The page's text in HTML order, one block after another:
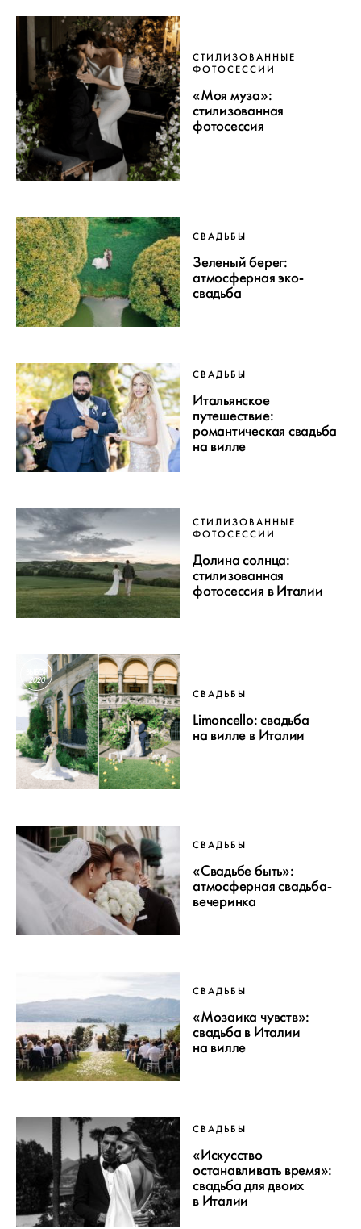
СТИЛИЗОВАННЫЕ
ФОТОСЕССИИ
«Моя муза»:
стилизованная
фотосессия
СВАДЬБЫ
Зеленый берег:
атмосферная эко-
свадьба
СВАДЬБЫ
Итальянское
путешествие:
романтическая свадьба
на вилле
СТИЛИЗОВАННЫЕ
ФОТОСЕССИИ
Долина солнца:
стилизованная
фотосессия в Италии
ВЫБОР
2020
СВАДЬБЫ
Limoncello: свадьба
на вилле в Италии
СВАДЬБЫ
«Свадьбе быть»:
атмосферная свадьба-
вечеринка
СВАДЬБЫ
«Мозаика чувств»:
свадьба в Италии
на вилле
СВАДЬБЫ
«Искусство
останавливать время»:
свадьба для двоих
в Италии